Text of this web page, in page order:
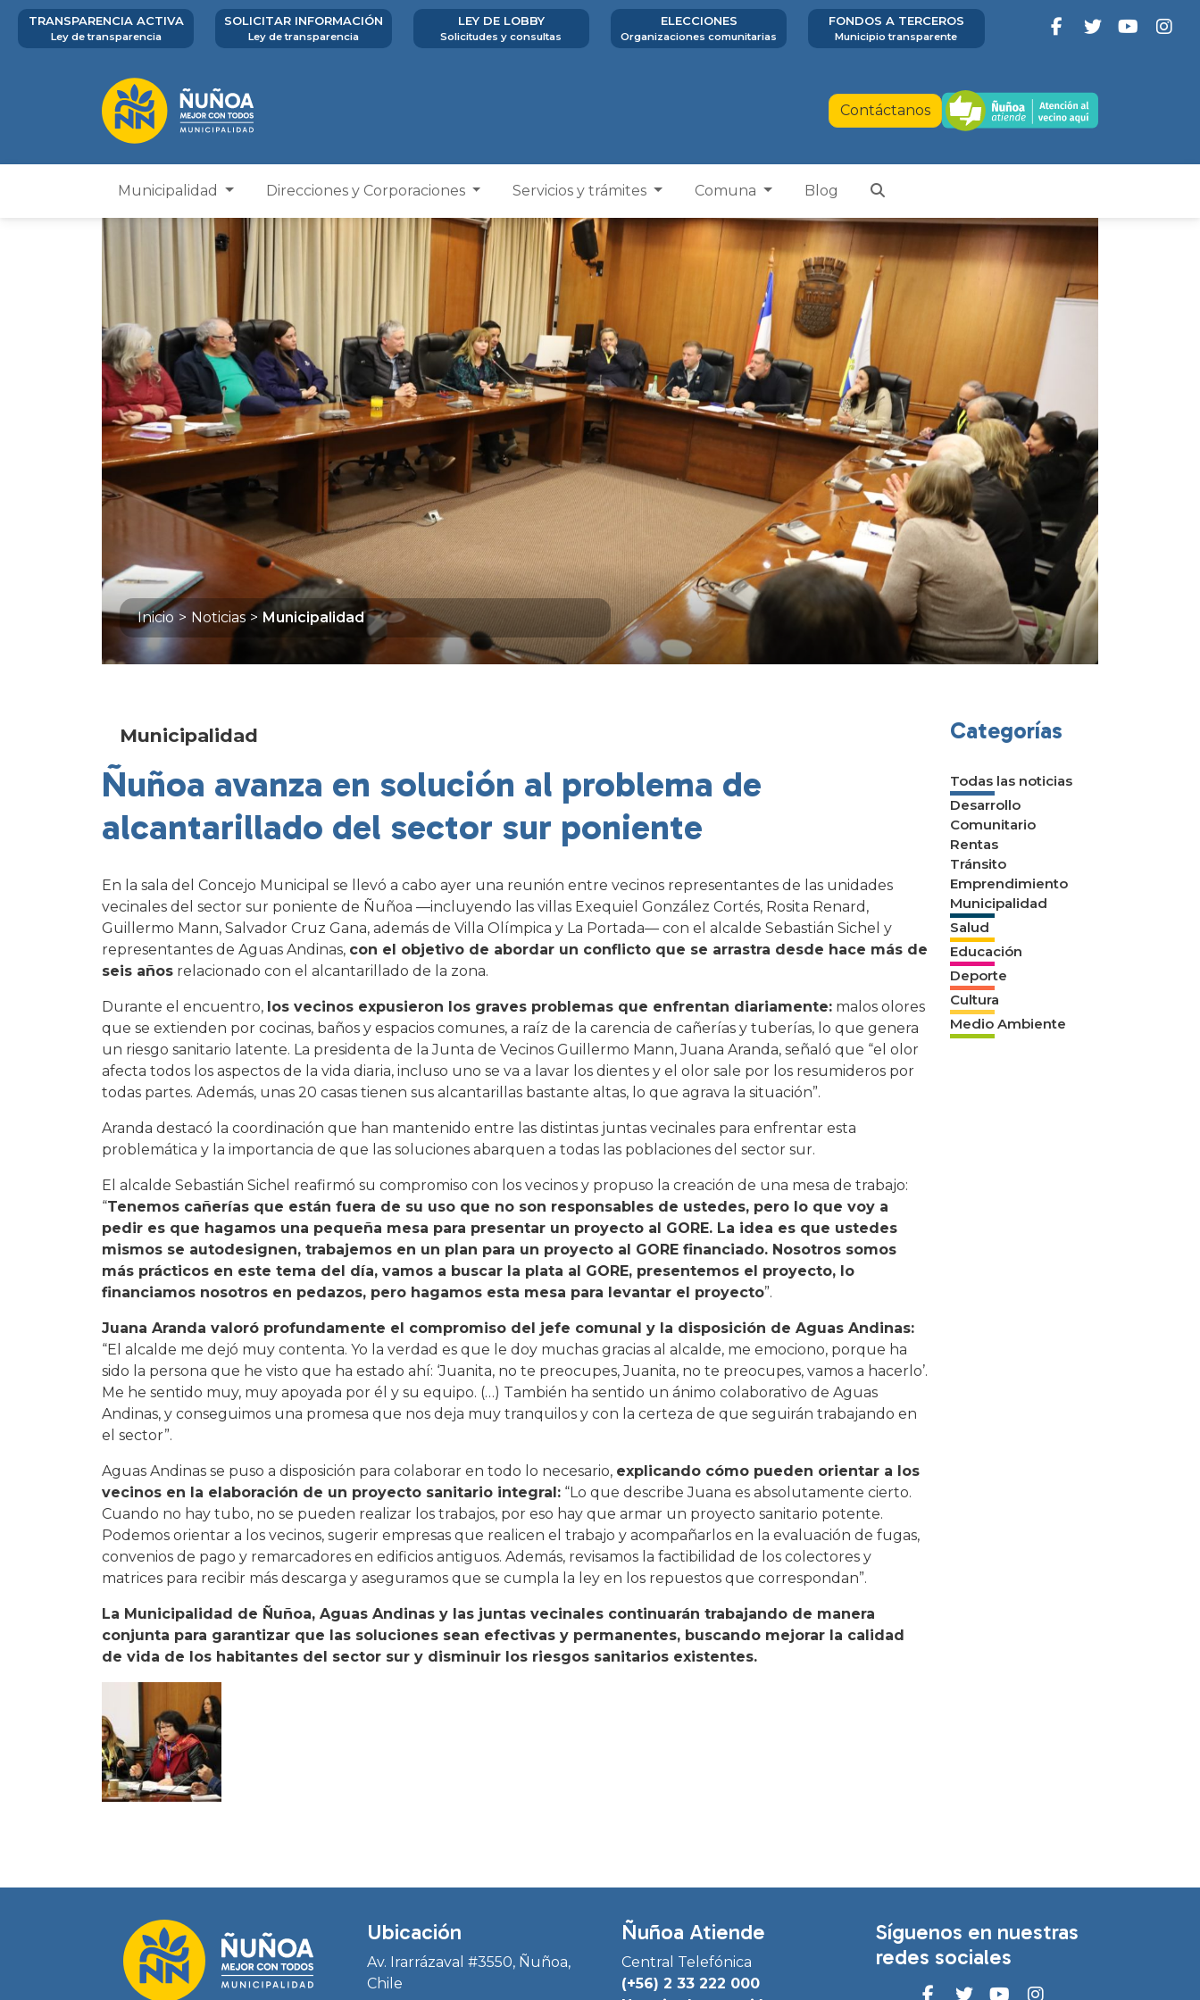
TRANSPARENCIA ACTIVA
Ley de transparencia
SOLICITAR INFORMACIÓN
Ley de transparencia
LEY DE LOBBY
Solicitudes y consultas
ELECCIONES
Organizaciones comunitarias
FONDOS A TERCEROS
Municipio transparente
Contáctanos
Municipalidad Direcciones y Corporaciones Servicios y trámites Comuna Blog
Inicio > Noticias > Municipalidad
Municipalidad
Ñuñoa avanza en solución al problema de
alcantarillado del sector sur poniente
En la sala del Concejo Municipal se llevó a cabo ayer una reunión entre vecinos representantes de las unidades
vecinales del sector sur poniente de Ñuñoa —incluyendo las villas Exequiel González Cortés, Rosita Renard,
Guillermo Mann, Salvador Cruz Gana, además de Villa Olímpica y La Portada— con el alcalde Sebastián Sichel y
representantes de Aguas Andinas, con el objetivo de abordar un conflicto que se arrastra desde hace más de
seis años relacionado con el alcantarillado de la zona.
Durante el encuentro, los vecinos expusieron los graves problemas que enfrentan diariamente: malos olores
que se extienden por cocinas, baños y espacios comunes, a raíz de la carencia de cañerías y tuberías, lo que genera
un riesgo sanitario latente. La presidenta de la Junta de Vecinos Guillermo Mann, Juana Aranda, señaló que “el olor
afecta todos los aspectos de la vida diaria, incluso uno se va a lavar los dientes y el olor sale por los resumideros por
todas partes. Además, unas 20 casas tienen sus alcantarillas bastante altas, lo que agrava la situación”.
Aranda destacó la coordinación que han mantenido entre las distintas juntas vecinales para enfrentar esta
problemática y la importancia de que las soluciones abarquen a todas las poblaciones del sector sur.
El alcalde Sebastián Sichel reafirmó su compromiso con los vecinos y propuso la creación de una mesa de trabajo:
“Tenemos cañerías que están fuera de su uso que no son responsables de ustedes, pero lo que voy a
pedir es que hagamos una pequeña mesa para presentar un proyecto al GORE. La idea es que ustedes
mismos se autodesignen, trabajemos en un plan para un proyecto al GORE financiado. Nosotros somos
más prácticos en este tema del día, vamos a buscar la plata al GORE, presentemos el proyecto, lo
financiamos nosotros en pedazos, pero hagamos esta mesa para levantar el proyecto”.
Juana Aranda valoró profundamente el compromiso del jefe comunal y la disposición de Aguas Andinas:
“El alcalde me dejó muy contenta. Yo la verdad es que le doy muchas gracias al alcalde, me emociono, porque ha
sido la persona que he visto que ha estado ahí: ‘Juanita, no te preocupes, Juanita, no te preocupes, vamos a hacerlo’.
Me he sentido muy, muy apoyada por él y su equipo. (…) También ha sentido un ánimo colaborativo de Aguas
Andinas, y conseguimos una promesa que nos deja muy tranquilos y con la certeza de que seguirán trabajando en
el sector”.
Aguas Andinas se puso a disposición para colaborar en todo lo necesario, explicando cómo pueden orientar a los
vecinos en la elaboración de un proyecto sanitario integral: “Lo que describe Juana es absolutamente cierto.
Cuando no hay tubo, no se pueden realizar los trabajos, por eso hay que armar un proyecto sanitario potente.
Podemos orientar a los vecinos, sugerir empresas que realicen el trabajo y acompañarlos en la evaluación de fugas,
convenios de pago y remarcadores en edificios antiguos. Además, revisamos la factibilidad de los colectores y
matrices para recibir más descarga y aseguramos que se cumpla la ley en los repuestos que correspondan”.
La Municipalidad de Ñuñoa, Aguas Andinas y las juntas vecinales continuarán trabajando de manera
conjunta para garantizar que las soluciones sean efectivas y permanentes, buscando mejorar la calidad
de vida de los habitantes del sector sur y disminuir los riesgos sanitarios existentes.
Categorías
Todas las noticias
Desarrollo
Comunitario
Rentas
Tránsito
Emprendimiento
Municipalidad
Salud
Educación
Deporte
Cultura
Medio Ambiente
Ubicación
Av. Irarrázaval #3550, Ñuñoa,
Chile
Ñuñoa Atiende
Central Telefónica
(+56) 2 33 222 000
Síguenos en nuestras
redes sociales